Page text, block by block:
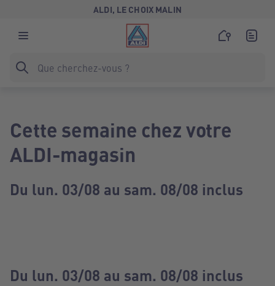
ALDI, LE CHOIX MALIN
Cette semaine chez votre
ALDI-magasin
Du lun. 03/08 au sam. 08/08 inclus
Du lun. 03/08 au sam. 08/08 inclus